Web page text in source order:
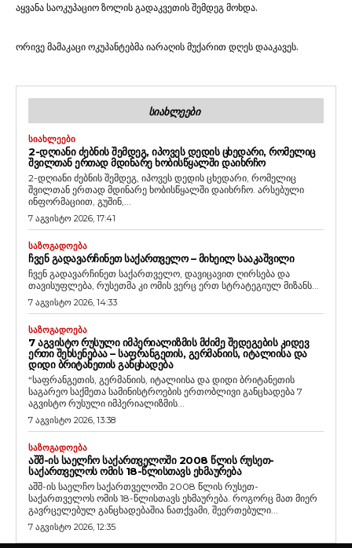
აყვანა საოკუპაციო ზოლის გადაკვეთის შემდეგ მოხდა.
ორივე მამაკაცი ოკუპანტებმა იარაღის მუქარით დღეს დააკავეს.
ᲡᲘᲐᲮᲚᲔᲔᲑᲘ
ᲡᲘᲐᲮᲚᲔᲔᲑᲘ
2-ᲓᲦᲘᲐᲜᲘ ᲫᲔᲑᲜᲘᲡ ᲨᲔᲛᲓᲔᲒ, ᲘᲞᲝᲕᲔᲡ ᲓᲔᲓᲘᲡ ᲪᲮᲔᲓᲐᲠᲘ, ᲠᲝᲛᲔᲚᲘᲪ
ᲨᲕᲘᲚᲗᲐᲜ ᲔᲠᲗᲐᲓ ᲛᲓᲘᲜᲐᲠᲔ ᲮᲝᲑᲘᲡᲬᲧᲐᲚᲨᲘ ᲓᲐᲘᲮᲠᲩᲝ
2-დღიანი ძებნის შემდეგ, იპოვეს დედის ცხედარი, რომელიც
შვილთან ერთად მდინარე ხობისწყალში დაიხრჩო. არსებული
ინფორმაციით, გუშინ,...
7 აგვისტო 2026, 17:41
ᲡᲐᲖᲝᲒᲐᲓᲝᲔᲑᲐ
ᲩᲕᲔᲜ ᲒᲐᲓᲐᲕᲐᲠᲩᲘᲜᲔᲗ ᲡᲐᲥᲐᲠᲗᲕᲔᲚᲝ – ᲛᲘᲮᲔᲘᲚ ᲡᲐᲐᲙᲐᲨᲕᲘᲚᲘ
ჩვენ გადავარჩინეთ საქართველო, დავიცავით ღირსება და
თავისუფლება, რუსეთმა კი ომის ვერც ერთ სტრატეგიულ მიზანს...
7 აგვისტო 2026, 14:33
ᲡᲐᲖᲝᲒᲐᲓᲝᲔᲑᲐ
7 ᲐᲒᲕᲘᲡᲢᲝ ᲠᲣᲡᲣᲚᲘ ᲘᲛᲞᲔᲠᲘᲐᲚᲘᲖᲛᲘᲡ ᲛᲫᲘᲛᲔ ᲨᲔᲓᲔᲒᲔᲑᲘᲡ ᲙᲘᲓᲔᲕ
ᲔᲠᲗᲘ ᲨᲔᲮᲡᲔᲜᲔᲑᲐᲐ – ᲡᲐᲤᲠᲐᲜᲒᲔᲗᲘᲡ, ᲒᲔᲠᲛᲐᲜᲘᲘᲡ, ᲘᲢᲐᲚᲘᲘᲡᲐ ᲓᲐ
ᲓᲘᲓᲘ ᲑᲠᲘᲢᲐᲜᲔᲗᲘᲡ ᲒᲐᲜᲪᲮᲐᲓᲔᲑᲐ
“საფრანგეთის, გერმანიის, იტალიისა და დიდი ბრიტანეთის
საგარეო საქმეთა სამინისტროების ერთობლივი განცხადება 7
აგვისტო რუსული იმპერიალიზმის...
7 აგვისტო 2026, 13:38
ᲡᲐᲖᲝᲒᲐᲓᲝᲔᲑᲐ
ᲐᲨᲨ-ᲘᲡ ᲡᲐᲔᲚᲩᲝ ᲡᲐᲥᲐᲠᲗᲕᲔᲚᲝᲨᲘ 2008 ᲬᲚᲘᲡ ᲠᲣᲡᲔᲗ-
ᲡᲐᲥᲐᲠᲗᲕᲔᲚᲝᲡ ᲝᲛᲘᲡ 18-ᲬᲚᲘᲡᲗᲐᲕᲡ ᲔᲮᲛᲐᲣᲠᲔᲑᲐ
აშშ-ის საელჩო საქართველოში 2008 წლის რუსეთ-
საქართველოს ომის 18-წლისთავს ეხმაურება. როგორც მათ მიერ
გავრცელებულ განცხადებაშია ნათქვამი, შეერთებული...
7 აგვისტო 2026, 12:35